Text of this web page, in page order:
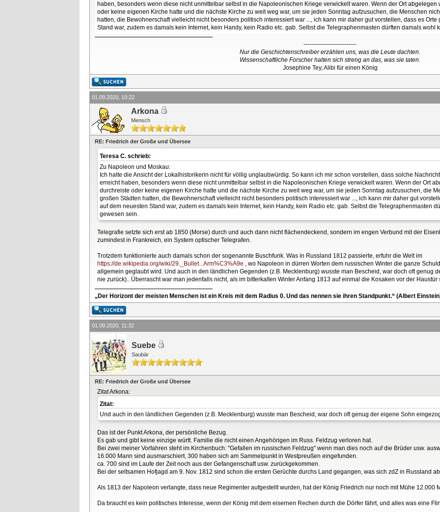
haben, besonders wenn diese nicht unmittelbar selbst in die Napoleonischen Kriege verwickelt waren. Wenn der Ort abgelegen
oder keine eigenen Kirche hatte und die nächste Kirche zu weit weg war, um sie jeden Sonntag aufzusuchen, die Menschen
hatten, die Bewohnerschaft vielleicht nicht besonders politisch interessiert war ..., ich kann mir daher gut vorstellen, dass es
Stand war, zudem es damals kein Internet, kein Handy, kein Radio etc. gab. Selbst die Telegraphenmasten dürften damals wohl
---------------------------
Nur die Geschichtenschreiber erzählen uns, was die Leute dachten.
Wissenschaftliche Forscher halten sich streng an das, was sie taten.
Josephine Tey, Alibi für einen König
01.09.2020, 10:22
Arkona
Mensch
RE: Friedrich der Große und Übersee
Teresa C. schrieb:
Zu Napoleon und Moskau:
Ich halte die Ansicht der Lokalhistorikerin nicht für völlig unglaubwürdig. So kann ich mir schon vorstellen, dass solche
erreicht haben, besonders wenn diese nicht unmittelbar selbst in die Napoleonischen Kriege verwickelt waren. Wenn der Ort
durchreiste oder keine eigenen Kirche hatte und die nächste Kirche zu weit weg war, um sie jeden Sonntag aufzusuchen, die
großen Städten hatten, die Bewohnerschaft vielleicht nicht besonders politisch interessiert war ..., ich kann mir daher gut
auf dem neuesten Stand war, zudem es damals kein Internet, kein Handy, kein Radio etc. gab. Selbst die Telegraphenmasten
gewesen sein.
Telegrafie setzte sich erst ab 1850 (Morse) durch und auch dann nicht flächendeckend, sondern im engen Verbund mit der
zumindest in Frankreich, ein System optischer Telegrafen.
Trotzdem funktionierte auch damals schon der sogenannte Buschfunk. Was in Russland 1812 passierte, erfuhr die Welt im
https://de.wikipedia.org/wiki/29._Bullet...Arm%C3%A9e , wo Napoleon in dürren Worten dem russischen Winter die ganze
allgemein geglaubt wird. Und auch in den ländlichen Gegenden (z.B. Mecklenburg) wusste man Bescheid, war doch oft genug
nie zurück).. Überrascht war man jedenfalls nicht, als im bitterkalten Winter Anfang 1813 auf einmal die Kosaken vor der Haustür
„Der Horizont der meisten Menschen ist ein Kreis mit dem Radius 0. Und das nennen sie ihren Standpunkt.“ (Albert
01.09.2020, 11:32
Suebe
Saubär
RE: Friedrich der Große und Übersee
Zitat Arkona:
Zitat:
Und auch in den ländlichen Gegenden (z.B. Mecklenburg) wusste man Bescheid, war doch oft genug der eigene Sohn
Das ist der Punkt Arkona, der persönliche Bezug.
Es gab und gibt keine einzige württ. Familie die nicht einen Angehörigen im Russ. Feldzug verloren hat.
Bei zwei meiner Vorfahren steht im Kirchenbuch: "Gefallen im russischen Feldzug" wenn man dies noch auf die Brüder usw.
16.000 Mann sind ausmarschiert, 300 haben sich am Sammelpunkt in Westpreußen eingefunden.
ca. 700 sind im Laufe der Zeit noch aus der Gefangenschaft usw. zurückgekommen.
Bei der seltsamen Hofjagd am 9. Nov. 1812 sind schon die ersten Gerüchte durchs Land gegangen, was sich zdZ in Russland
Als 1813 der Napoleon verlangte, dass neue Regimenter aufgestellt wurden, hat der König Friedrich nur noch mit Mühe 12.000
Da braucht es kein politisches Interesse, wenn der König mit dem eisernen Rechen durch die Dörfer fährt, und alles was eine